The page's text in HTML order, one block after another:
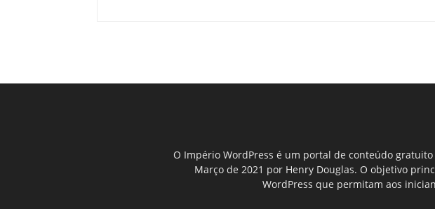
O Império WordPress é um portal de conteúdo
Março de 2021 por Henry Douglas. O objetivo
WordPress que permitam aos